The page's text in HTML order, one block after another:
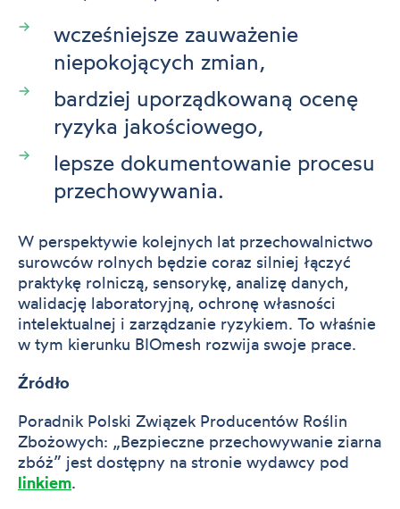
wcześniejsze zauważenie
niepokojących zmian,
bardziej uporządkowaną ocenę
ryzyka jakościowego,
lepsze dokumentowanie procesu
przechowywania.
W perspektywie kolejnych lat przechowalnictwo
surowców rolnych będzie coraz silniej łączyć
praktykę rolniczą, sensorykę, analizę danych,
walidację laboratoryjną, ochronę własności
intelektualnej i zarządzanie ryzykiem. To właśnie
w tym kierunku BIOmesh rozwija swoje prace.
Źródło
Poradnik Polski Związek Producentów Roślin
Zbożowych: „Bezpieczne przechowywanie ziarna
zbóż” jest dostępny na stronie wydawcy pod
linkiem.